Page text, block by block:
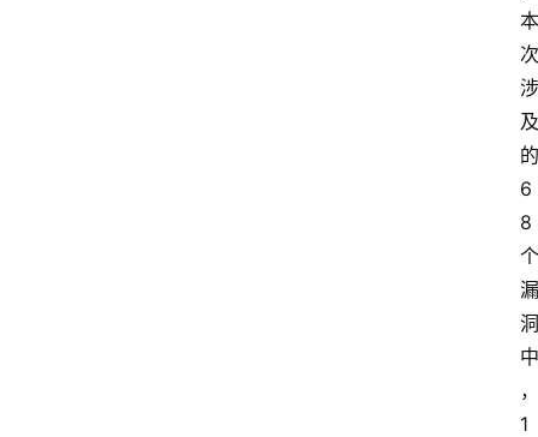
本
次
涉
及
的
6
8
个
漏
洞
中
，
1